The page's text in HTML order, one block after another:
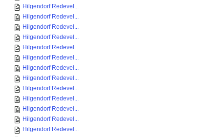
Hilgendorf Redevel...
Hilgendorf Redevel...
Hilgendorf Redevel...
Hilgendorf Redevel...
Hilgendorf Redevel...
Hilgendorf Redevel...
Hilgendorf Redevel...
Hilgendorf Redevel...
Hilgendorf Redevel...
Hilgendorf Redevel...
Hilgendorf Redevel...
Hilgendorf Redevel...
Hilgendorf Redevel...